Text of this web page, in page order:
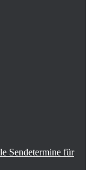
Sendetermine für